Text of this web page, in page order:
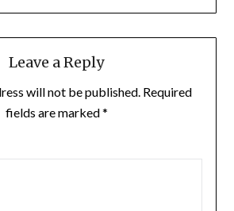
Leave a Reply
will not be published. Required
fields are marked*